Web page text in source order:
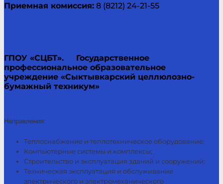
Приемная комиссия: 8 (8212) 24-21-55
ГПОУ «СЦБТ». Государственное
профессиональное образовательное
учреждение «Сыктывкарский целлюлозно-
бумажный техникум»
Направления:
Теплоснабжение и теплотехническое оборудование;
Компьютерные системы и комплексы;
Строительство и эксплуатация зданий и сооружений;
Техническая эксплуатация и обслуживание
электрического и электромеханического